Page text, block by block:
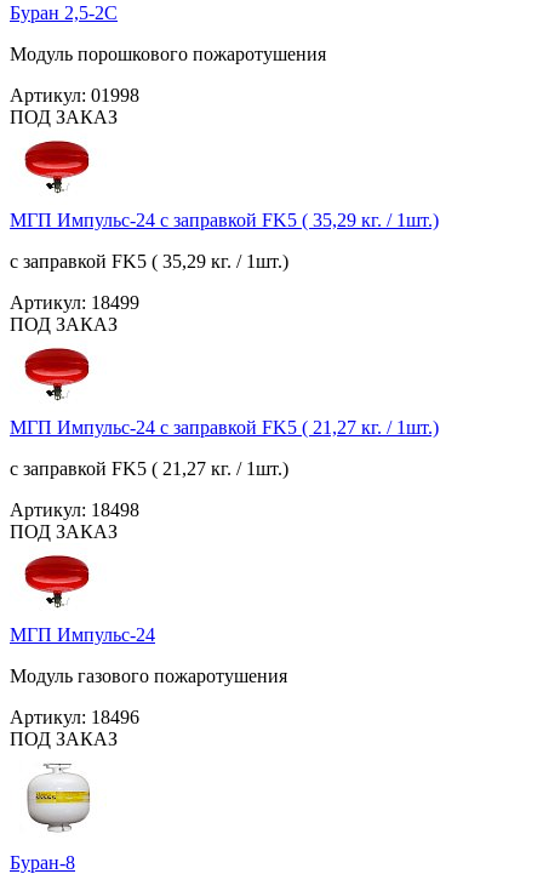
Буран 2,5-2С
Модуль порошкового пожаротушения
Артикул: 01998
ПОД ЗАКАЗ
МГП Импульс-24 с заправкой FK5 ( 35,29 кг. / 1шт.)
с заправкой FK5 ( 35,29 кг. / 1шт.)
Артикул: 18499
ПОД ЗАКАЗ
МГП Импульс-24 с заправкой FK5 ( 21,27 кг. / 1шт.)
с заправкой FK5 ( 21,27 кг. / 1шт.)
Артикул: 18498
ПОД ЗАКАЗ
МГП Импульс-24
Модуль газового пожаротушения
Артикул: 18496
ПОД ЗАКАЗ
Буран-8